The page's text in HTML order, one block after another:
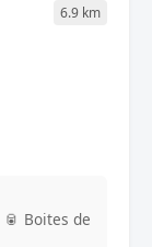
6.9 km
🥫 Boites de